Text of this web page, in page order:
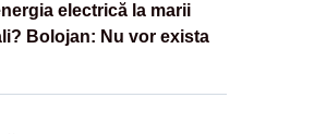
electrică la marii
Bolojan: Nu vor exista